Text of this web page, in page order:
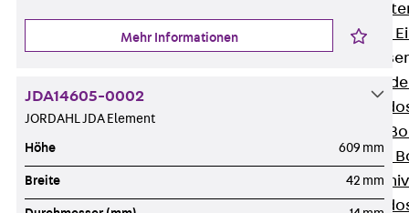
Nivellierbare
Zubehör für
Nivellierbare
Zubehör für
Mehr Informationen
JDA14605-0002
JORDAHL JDA Element
Höhe 609 mm
Breite 42 mm